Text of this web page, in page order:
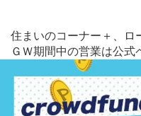
住まいのコーナー＋、ロ
ＧＷ期間中の営業は公式